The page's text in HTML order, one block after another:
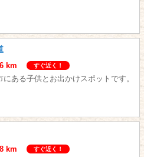
km
すぐ近く！
にある子供とお出かけスポットです。
km
すぐ近く！